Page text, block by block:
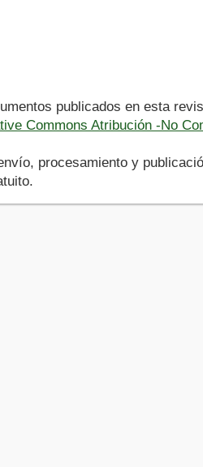
publicados en esta
Commons Atribución -No
procesamiento y